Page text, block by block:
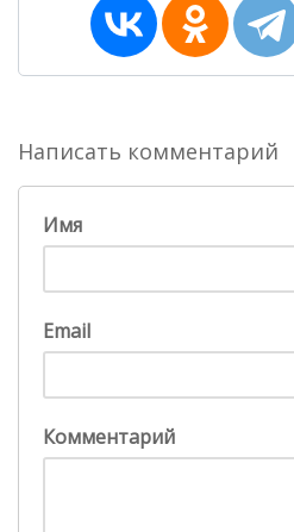
Написать комментарий
Имя
Email
Комментарий